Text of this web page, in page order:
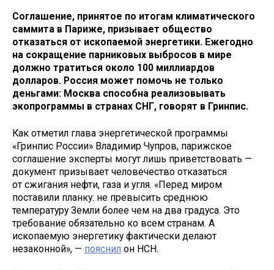
Соглашение, принятое по итогам климатического
саммита в Париже, призывает общество
отказаться от ископаемой энергетики. Ежегодно
на сокращение парниковых выбросов в мире
должно тратиться около 100 миллиардов
долларов. Россия может помочь не только
деньгами: Москва способна реализовывать
экопрограммы в странах СНГ, говорят в Гринпис.
Как отметил глава энергетической программы
«Гринпис России» Владимир Чупров, парижское
соглашение эксперты могут лишь приветствовать —
документ призывает человечество отказаться
от сжигания нефти, газа и угля. «Перед миром
поставили планку: не превысить среднюю
температуру Земли более чем на два градуса. Это
требование обязательно ко всем странам. А
ископаемую энергетику фактически делают
незаконной», — пояснил он НСН.